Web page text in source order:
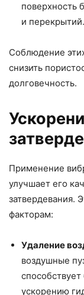
поверхность
и перекрытий.
Соблюдение
снизить
долговечность.
Применение
улучшает его
затвердевания.
факторам:
Удаление
воздушные
ускорению